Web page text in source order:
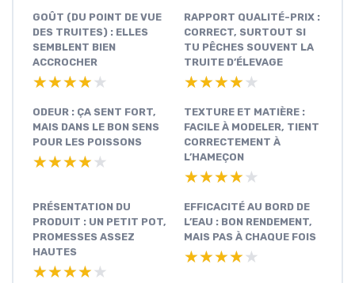
GOÛT (DU POINT DE VUE
DES TRUITES) : ELLES
SEMBLENT BIEN
ACCROCHER
★★★★★
★★★★★
RAPPORT QUALITÉ-PRIX :
CORRECT, SURTOUT SI
TU PÊCHES SOUVENT LA
TRUITE D’ÉLEVAGE
★★★★★
★★★★★
ODEUR : ÇA SENT FORT,
MAIS DANS LE BON SENS
POUR LES POISSONS
★★★★★
★★★★★
TEXTURE ET MATIÈRE :
FACILE À MODELER, TIENT
CORRECTEMENT À
L’HAMEÇON
★★★★★
★★★★★
PRÉSENTATION DU
PRODUIT : UN PETIT POT,
PROMESSES ASSEZ
HAUTES
★★★★★
★★★★★
EFFICACITÉ AU BORD DE
L’EAU : BON RENDEMENT,
MAIS PAS À CHAQUE FOIS
★★★★★
★★★★★